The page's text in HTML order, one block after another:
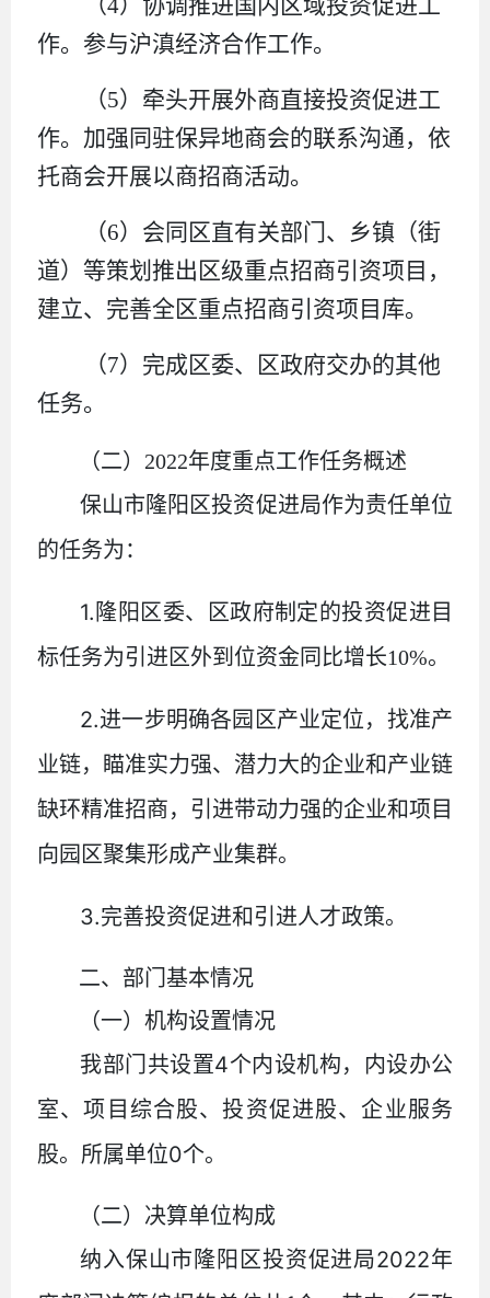
作。参与沪滇经济合作工作。
（5）牵头开展外商直接投资促进工
作。加强同驻保异地商会的联系沟通，依
托商会开展以商招商活动。
（6）会同区直有关部门、乡镇（街
道）等策划推出区级重点招商引资项目，
建立、完善全区重点招商引资项目库。
（7）完成区委、区政府交办的其他
任务。
（二） 2022年度重点工作任务概述
保山市隆阳区投资促进局作为责任单位
的任务为：
1. 隆阳区委、区政府制定的投资促进目
标任务为引进区外到位资金同比增长10%。
2.进一步明确各园区产业定位，找准产
业链，瞄准实力强、潜力大的企业和产业链
缺环精准招商，引进带动力强的企业和项目
向园区聚集形成产业集群。
3.完善投资促进和引进人才政策。
二、部门基本情况
（一）机构设置情况
我部门共设置4个内设机构，内设办公
室、项目综合股、投资促进股、企业服务
股。所属单位0个。
（二）决算单位构成
纳入保山市隆阳区投资促进局2022年